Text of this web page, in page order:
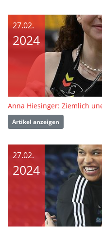
27.02.
2024
Artikel anzeigen
27.02.
2024